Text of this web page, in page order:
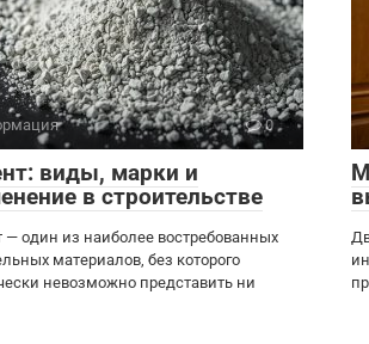
0
виды, марки и
в строительстве
один из наиболее востребованных
материалов, без которого
невозможно представить ни